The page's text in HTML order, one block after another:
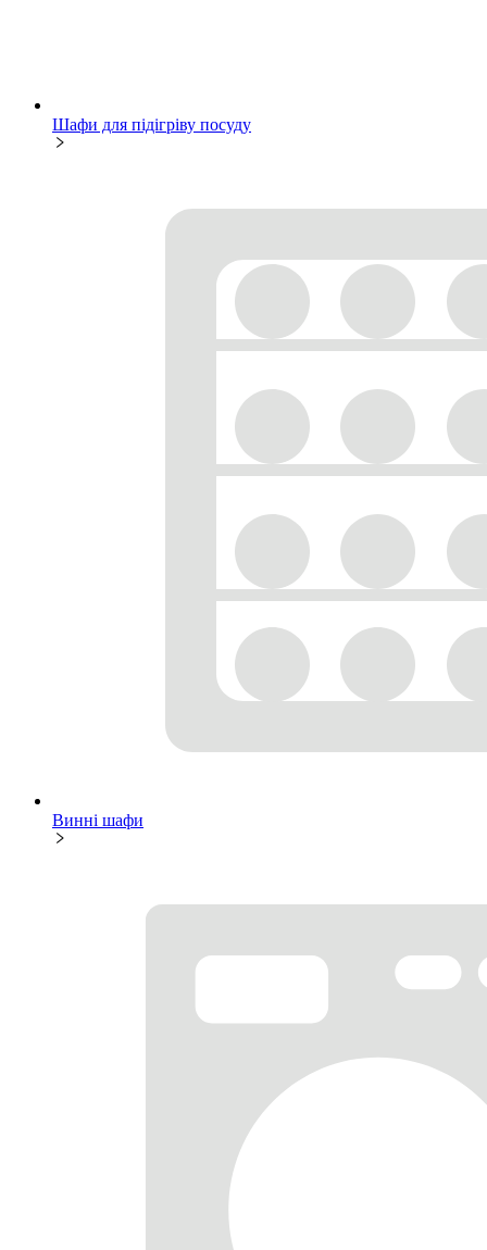
Шафи для підігріву посуду
Винні шафи